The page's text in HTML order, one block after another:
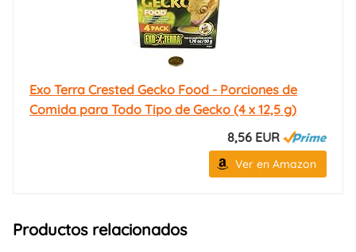
Exo Terra Crested Gecko Food - Porciones de
Comida para Todo Tipo de Gecko (4 x 12,5 g)
8,56 EUR
Ver en Amazon
Productos relacionados